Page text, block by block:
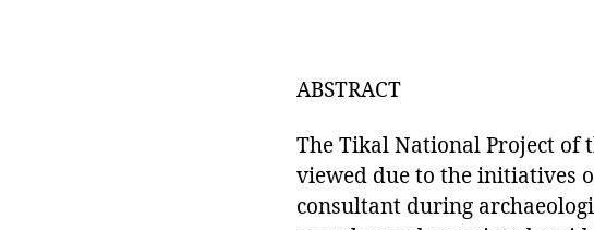
ABSTRACT
The Tikal National Project
viewed due to the initiatives
consultant during